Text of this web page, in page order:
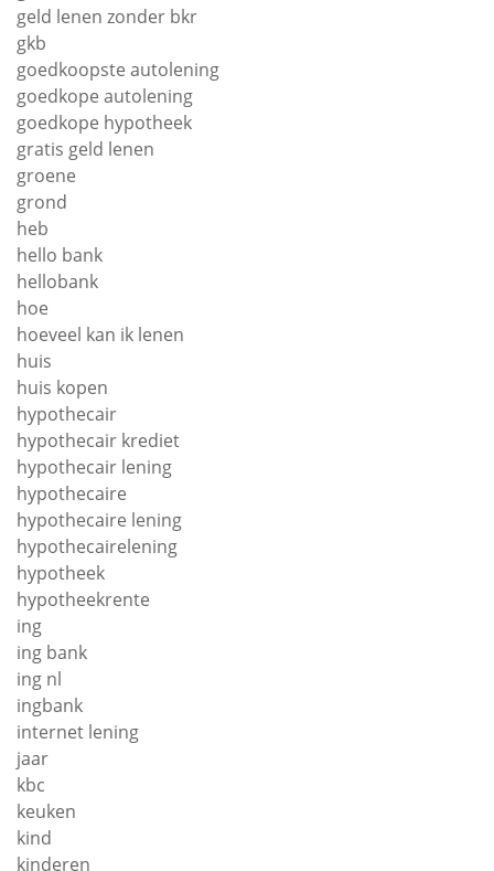
geld lenen zonder bkr
gkb
goedkoopste autolening
goedkope autolening
goedkope hypotheek
gratis geld lenen
groene
grond
heb
hello bank
hellobank
hoe
hoeveel kan ik lenen
huis
huis kopen
hypothecair
hypothecair krediet
hypothecair lening
hypothecaire
hypothecaire lening
hypothecairelening
hypotheek
hypotheekrente
ing
ing bank
ing nl
ingbank
internet lening
jaar
kbc
keuken
kind
kinderen